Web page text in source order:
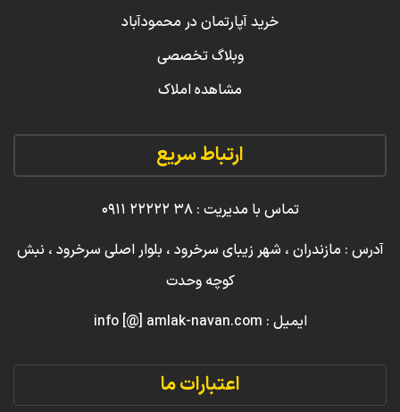
خرید آپارتمان در محمودآباد
وبلاگ تخصصی
مشاهده املاک
ارتباط سریع
تماس با مدیریت : ۳۸ ۲۲۲۲۲ ۰۹۱۱
آدرس : مازندران ، شهر زیبای سرخرود ، بلوار اصلی سرخرود ، نبش
کوچه وحدت
ایمیل : info [@] amlak-navan.com
اعتبارات ما